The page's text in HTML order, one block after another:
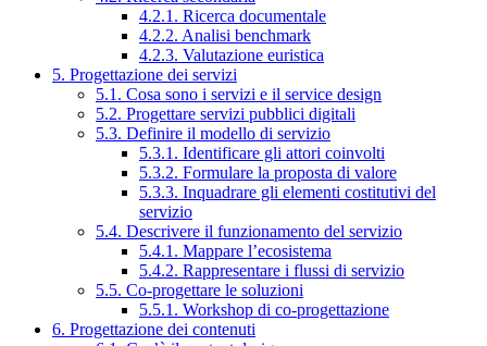
4.2.1. Ricerca documentale
4.2.2. Analisi benchmark
4.2.3. Valutazione euristica
5. Progettazione dei servizi
5.1. Cosa sono i servizi e il service design
5.2. Progettare servizi pubblici digitali
5.3. Definire il modello di servizio
5.3.1. Identificare gli attori coinvolti
5.3.2. Formulare la proposta di valore
5.3.3. Inquadrare gli elementi costitutivi del
servizio
5.4. Descrivere il funzionamento del servizio
5.4.1. Mappare l’ecosistema
5.4.2. Rappresentare i flussi di servizio
5.5. Co-progettare le soluzioni
5.5.1. Workshop di co-progettazione
6. Progettazione dei contenuti